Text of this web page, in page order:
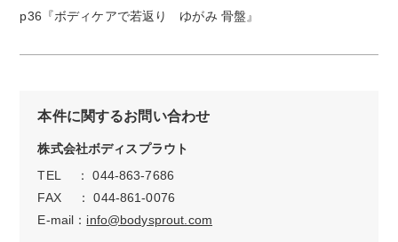
p36『ボディケアで若返り ゆがみ 骨盤』
本件に関するお問い合わせ
株式会社ボディスプラウト
TEL ： 044-863-7686
FAX ： 044-861-0076
E-mail： info@bodysprout.com